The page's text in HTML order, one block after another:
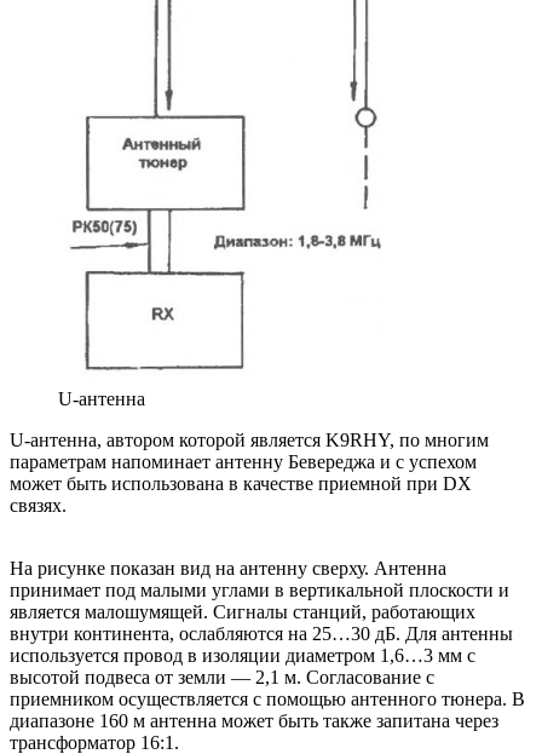
U-антенна
U-антенна, автором которой является K9RHY, по многим
параметрам напоминает антенну Бевереджа и с успехом
может быть использована в качестве приемной при DX
связях.
На рисунке показан вид на антенну сверху. Антенна
принимает под малыми углами в вертикальной плоскости и
является малошумящей. Сигналы станций, работающих
внутри континента, ослабляются на 25…30 дБ. Для антенны
используется провод в изоляции диаметром 1,6…3 мм с
высотой подвеса от земли — 2,1 м. Согласование с
приемником осуществляется с помощью антенного тюнера. В
диапазоне 160 м антенна может быть также запитана через
трансформатор 16:1.